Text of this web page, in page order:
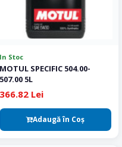
In Stoc
MOTUL SPECIFIC 504.00-
507.00 5L
366.82 Lei
Adaugă în Coş